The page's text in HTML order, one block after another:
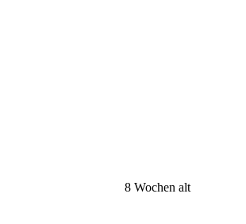
8 Wochen alt